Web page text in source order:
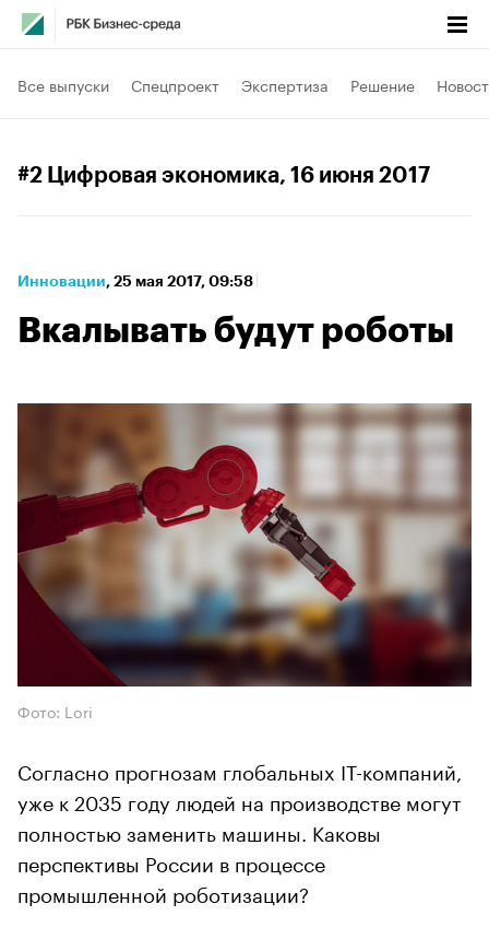
Все выпуски Спецпроект Экспертиза Решение
#2 Цифровая экономика, 16 июня 2017
Инновации⁠, 25 мая 2017, 09:58
Вкалывать будут роботы
Фото: Lori
Согласно прогнозам глобальных IT-компаний,
уже к 2035 году людей на производстве могут
полностью заменить машины. Каковы
перспективы России в процессе
промышленной роботизации?